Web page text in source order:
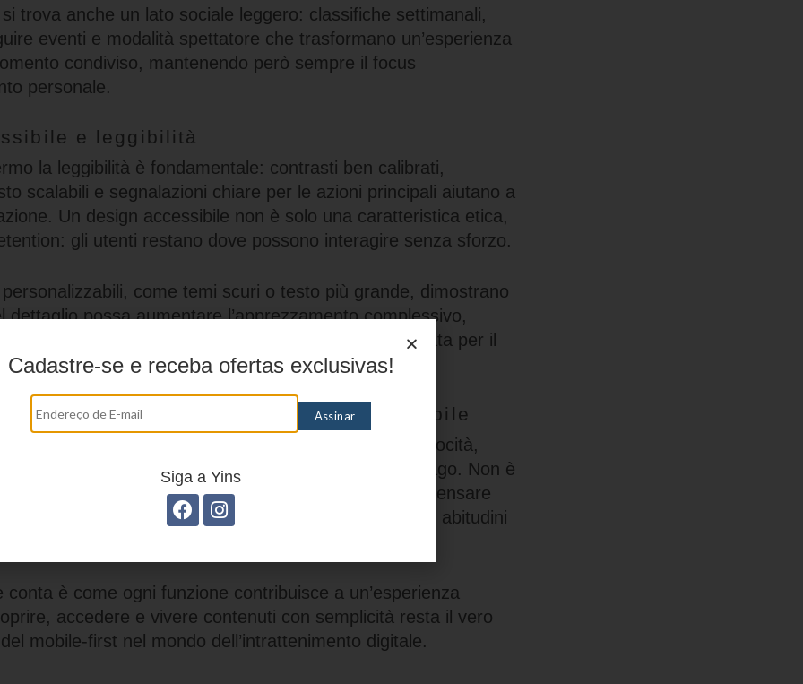
trova anche un lato sociale leggero: classifiche settimanali,
eventi e modalità spettatore che trasformano un’esperienza
condiviso, mantenendo però sempre il focus
personale.
e leggibilità
la leggibilità è fondamentale: contrasti ben calibrati,
scalabili e segnalazioni chiare per le azioni principali aiutano a
Un design accessibile non è solo una caratteristica etica,
gli utenti restano dove possono interagire senza sforzo.
come temi scuri o testo più grande, dimostrano
dettaglio possa aumentare l’apprezzamento complessivo,
la sensazione che la piattaforma sia stata progettata per il
il tempo libero.
l’intrattenimento pensato per il ritmo mobile
dei casinò online su mobile è una combinazione di velocità,
che rispettano i ritmi di chi usa lo smartphone per svago. Non è
portare l’offerta su uno schermo più piccolo, ma di ripensare
creare esperienze rapide, piacevoli e coerenti con le abitudini
conta è come ogni funzione contribuisce a un’esperienza
accedere e vivere contenuti con semplicità resta il vero
mobile-first nel mondo dell’intrattenimento digitale.
Cadastre-se e receba ofertas exclusivas!
Siga a Yins